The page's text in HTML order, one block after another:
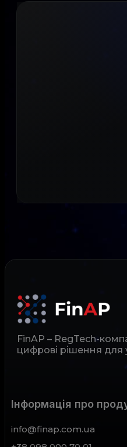
FinAP – RegTech-
цифрові рішення для
Інформація про
info@finap.com.ua